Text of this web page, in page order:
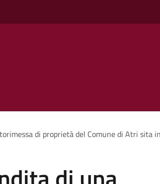
di proprietà del Comune di Atri sita